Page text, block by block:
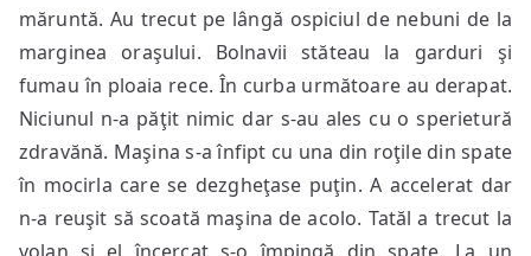
măruntă. Au trecut pe lângă ospiciul de nebuni de la
marginea oraşului. Bolnavii stăteau la garduri şi
fumau în ploaia rece. În curba următoare au derapat.
Niciunul n-a păţit nimic dar s-au ales cu o sperietură
zdravănă. Maşina s-a înfipt cu una din roţile din spate
în mocirla care se dezgheţase puţin. A accelerat dar
n-a reuşit să scoată maşina de acolo. Tatăl a trecut la